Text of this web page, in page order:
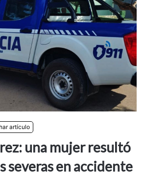
artículo
una mujer resultó
severas en accidente